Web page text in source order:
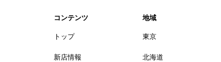
コンテンツ
トップ
新店情報
地域
東京
北海道